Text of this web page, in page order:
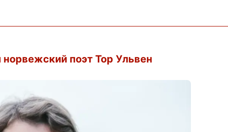
поэт Тор Ульвен